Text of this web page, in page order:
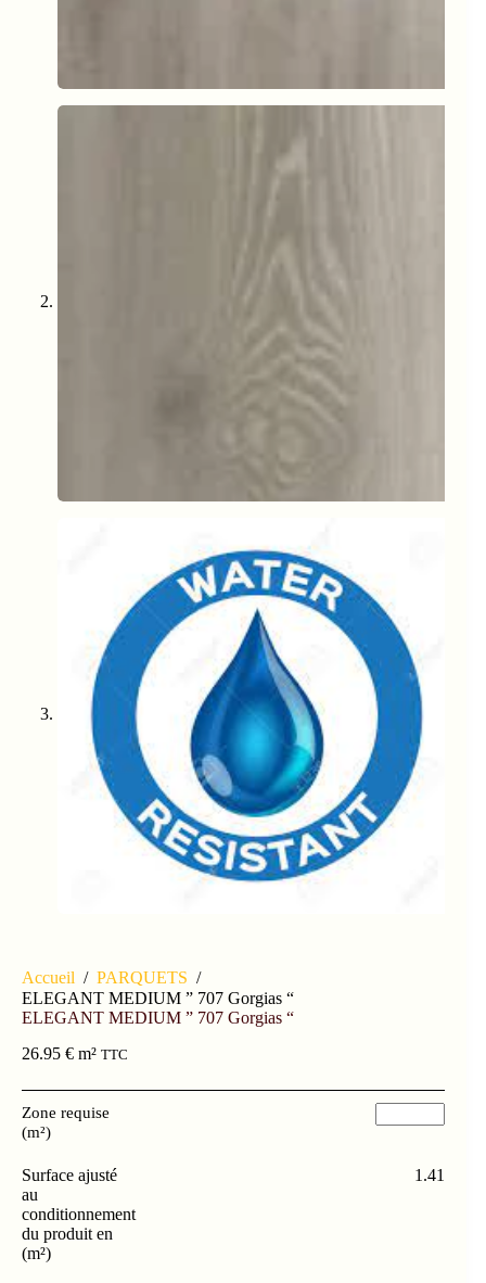
Accueil / PARQUETS /
ELEGANT MEDIUM ” 707 Gorgias “
ELEGANT MEDIUM ” 707 Gorgias “
26.95 € m² TTC
Zone requise
(m²)
Surface ajusté
au
conditionnement
du produit en
(m²)
1.41